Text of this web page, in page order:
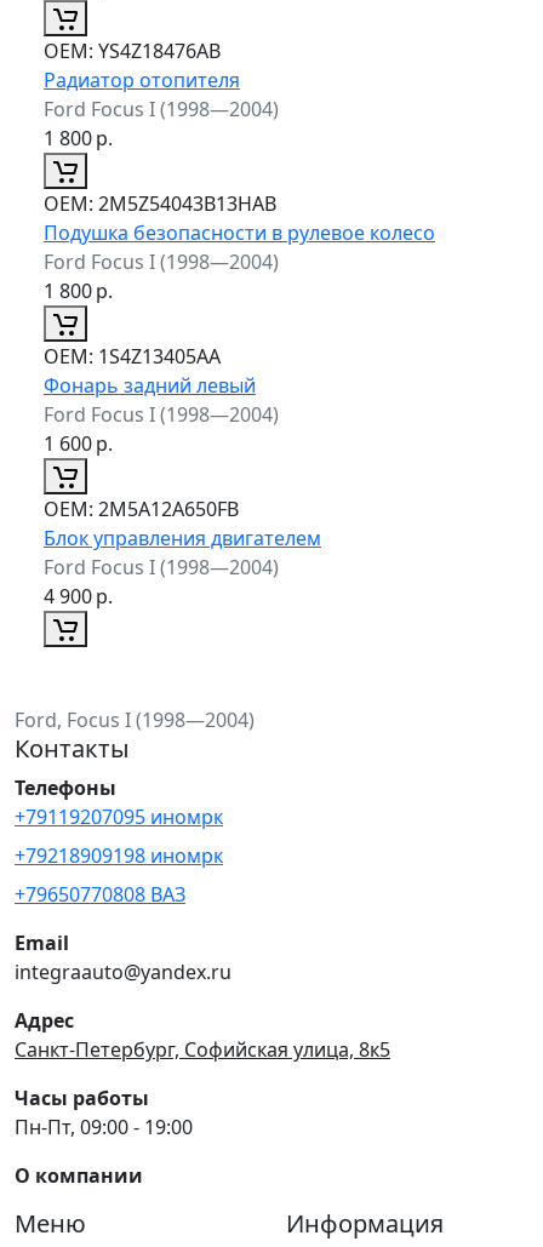
ОЕМ: YS4Z18476AB
Радиатор отопителя
Ford Focus I (1998—2004)
1 800р.
ОЕМ: 2M5Z54043B13HAB
Подушка безопасности в рулевое колесо
Ford Focus I (1998—2004)
1 800р.
ОЕМ: 1S4Z13405AA
Фонарь задний левый
Ford Focus I (1998—2004)
1 600р.
ОЕМ: 2M5A12A650FB
Блок управления двигателем
Ford Focus I (1998—2004)
4 900р.
Ford, Focus I (1998—2004)
Контакты
Телефоны
+79119207095 иномрк
+79218909198 иномрк
+79650770808 ВАЗ
Email
integraauto@yandex.ru
Адрес
Санкт-Петербург, Софийская улица, 8к5
Часы работы
Пн-Пт, 09:00 - 19:00
О компании
Меню Информация